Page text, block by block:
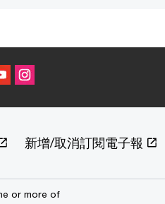
新增/取消訂閱電子報
or more of